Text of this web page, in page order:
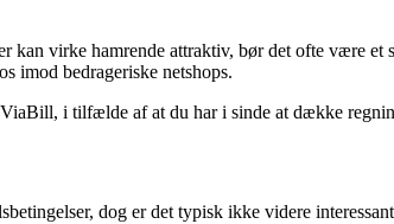
kan virke hamrende attraktiv, bør det ofte være et
imod bedrageriske netshops.
i tilfælde af at du har i sinde at dække
dog er det typisk ikke videre